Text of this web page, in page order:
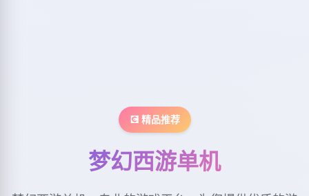
💽 精品推荐
梦幻西游单机